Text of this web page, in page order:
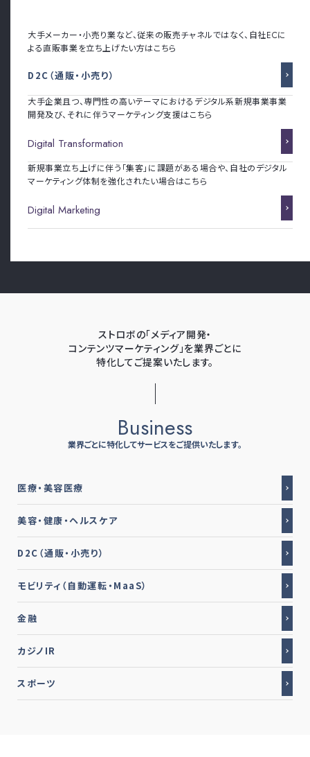
大手メーカー・小売り業など、従来の販売チャネルではなく、自社ECに
よる直販事業を立ち上げたい方はこちら
D2C（通販・小売り）
大手企業且つ、専門性の高いテーマにおけるデジタル系新規事業事業
開発及び、それに伴うマーケティング支援はこちら
Digital Transformation
新規事業立ち上げに伴う「集客」に課題がある場合や、自社のデジタル
マーケティング体制を強化されたい場合はこちら
Digital Marketing
ストロボの「メディア開発・
コンテンツマーケティング」を業界ごとに
特化してご提案いたします。
Business
業界ごとに特化してサービスをご提供いたします。
医療・美容医療
美容・健康・ヘルスケア
D2C（通販・小売り）
モビリティ（自動運転・MaaS）
金融
カジノIR
スポーツ